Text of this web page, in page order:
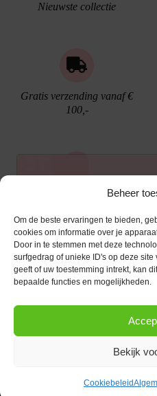
Beheer
Om de beste ervaringen te bieden,
cookies om informatie over je
Door in te stemmen met deze
surfgedrag of unieke ID's op deze
geeft of uw toestemming intrekt, kan
bepaalde functies en mogelijkheden.
Bekijk
Cookiebeleid
Nieuwste collectie
Gratis verzending vanaf €
100,-
Gratis cadeau verpakking
KLANTENSERVICE
Klantenservice
Betaalmogelijkheden
OPENINGSTIJDEN
13:00 - 17:30
Ontvang
Schrijf je in voor de
kortingscode van €10,-
E-mailadres*